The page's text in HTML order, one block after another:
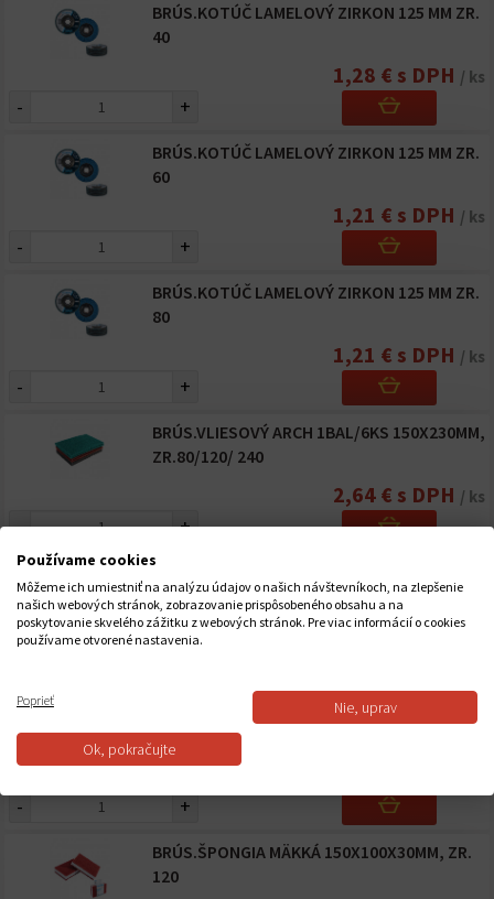
BRÚS.KOTÚČ LAMELOVÝ ZIRKON 125 MM ZR.
40
1,28 € s DPH / ks
- +
BRÚS.KOTÚČ LAMELOVÝ ZIRKON 125 MM ZR.
60
1,21 € s DPH / ks
- +
BRÚS.KOTÚČ LAMELOVÝ ZIRKON 125 MM ZR.
80
1,21 € s DPH / ks
- +
BRÚS.VLIESOVÝ ARCH 1BAL/6KS 150X230MM,
ZR.80/120/ 240
2,64 € s DPH / ks
- +
BRÚS.ŠPONGIA 120X95X10 HR.180
0,81 € s DPH
BRÚS.ŠPONGIA 90X70X20 P150
- +
BRÚS.ŠPONGIA MÄKKÁ 150X100X30MM, ZR.
120
Používame cookies
Môžeme ich umiestniť na analýzu údajov o našich návštevníkoch, na zlepšenie
našich webových stránok, zobrazovanie prispôsobeného obsahu a na
poskytovanie skvelého zážitku z webových stránok. Pre viac informácií o cookies
používame otvorené nastavenia.
Poprieť Nie, uprav
Ok, pokračujte